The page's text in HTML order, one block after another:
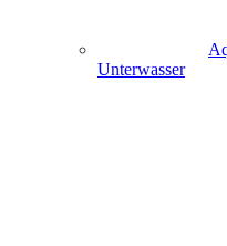
Unterwasser